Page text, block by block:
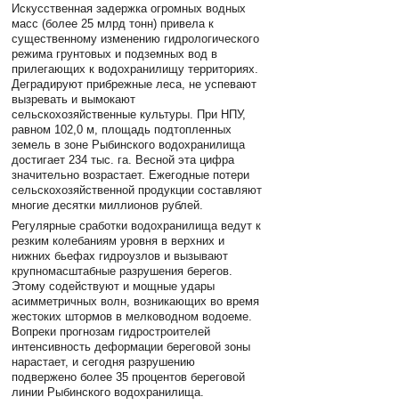
Искусственная задержка огромных водных
масс (более 25 млрд тонн) привела к
существенному изменению гидрологического
режима грунтовых и подземных вод в
прилегающих к водохранилищу территориях.
Деградируют прибрежные леса, не успевают
вызревать и вымокают
сельскохозяйственные культуры. При НПУ,
равном 102,0 м, площадь подтопленных
земель в зоне Рыбинского водохранилища
достигает 234 тыс. га. Весной эта цифра
значительно возрастает. Ежегодные потери
сельскохозяйственной продукции составляют
многие десятки миллионов рублей.
Регулярные сработки водохранилища ведут к
резким колебаниям уровня в верхних и
нижних бьефах гидроузлов и вызывают
крупномасштабные разрушения берегов.
Этому содействуют и мощные удары
асимметричных волн, возникающих во время
жестоких штормов в мелководном водоеме.
Вопреки прогнозам гидростроителей
интенсивность деформации береговой зоны
нарастает, и сегодня разрушению
подвержено более 35 процентов береговой
линии Рыбинского водохранилища.